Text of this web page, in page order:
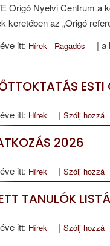
Origó Nyelvi Centrum a
keretében az „Origó
itt: Hírek - Ragadós | A
az
lett
a
itt: Hírek | Szólj hozzá
2026
itt: Hírek | Szólj hozzá
TANULÓK
itt: Hírek | Szólj hozzá